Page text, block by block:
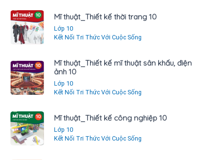
Mĩ thuật_Thiết kế thời trang 10
Lớp 10
Kết Nối Tri Thức Với Cuộc Sống
Mĩ thuật_Thiết kế mĩ thuật sân khấu, điện
ảnh 10
Lớp 10
Kết Nối Tri Thức Với Cuộc Sống
Mĩ thuật_Thiết kế công nghiệp 10
Lớp 10
Kết Nối Tri Thức Với Cuộc Sống